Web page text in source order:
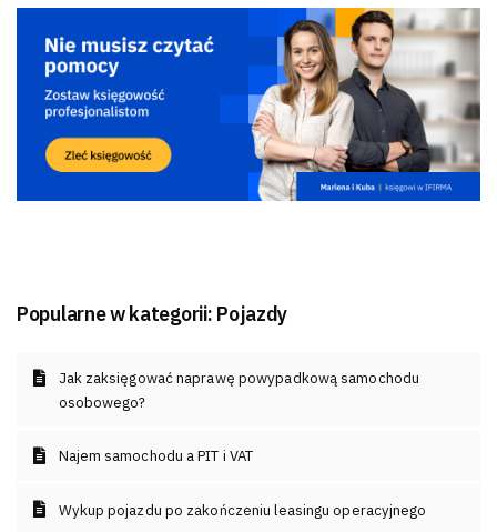
Popularne w kategorii: Pojazdy
Jak zaksięgować naprawę powypadkową samochodu
osobowego?
Najem samochodu a PIT i VAT
Wykup pojazdu po zakończeniu leasingu operacyjnego